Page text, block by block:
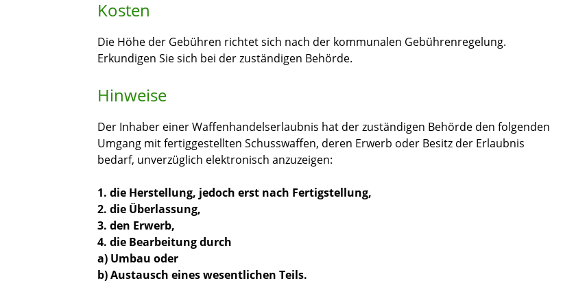
Kosten
Die Höhe der Gebühren richtet sich nach der kommunalen Gebührenregelung.
Erkundigen Sie sich bei der zuständigen Behörde.
Hinweise
Der Inhaber einer Waffenhandelserlaubnis hat der zuständigen Behörde den folgenden
Umgang mit fertiggestellten Schusswaffen, deren Erwerb oder Besitz der Erlaubnis
bedarf, unverzüglich elektronisch anzuzeigen:
1. die Herstellung, jedoch erst nach Fertigstellung,
2. die Überlassung,
3. den Erwerb,
4. die Bearbeitung durch
a) Umbau oder
b) Austausch eines wesentlichen Teils.